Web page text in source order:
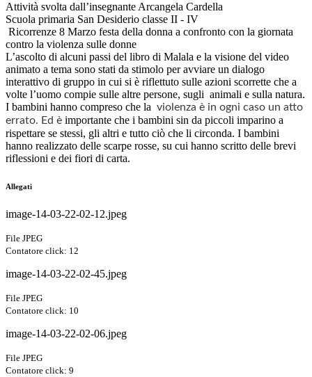
Attività svolta dall’insegnante Arcangela Cardella
Scuola primaria San Desiderio classe II - IV
Ricorrenze 8 Marzo festa della donna a confronto con la giornata
contro la violenza sulle donne
L’ascolto di alcuni passi del libro di Malala e la visione del video
animato a tema sono stati da stimolo peravviare un dialogo
interattivo di gruppo in cui si è riflettuto sulle azioni scorrette che a
volte l’uomo compie sulle altre persone, sugli animali e sulla natura.
I bambini hanno compreso che la violenza è in ogni caso un atto
errato. Ed è importante che i bambini sin da piccoli imparino a
rispettare se stessi, gli altri e tutto ciò che li circonda. I bambini
hanno realizzato delle scarpe rosse, su cui hanno scritto delle brevi
riflessioni e dei fiori di carta.
Allegati
image-14-03-22-02-12.jpeg
File JPEG
Contatore click: 12
image-14-03-22-02-45.jpeg
File JPEG
Contatore click: 10
image-14-03-22-02-06.jpeg
File JPEG
Contatore click: 9